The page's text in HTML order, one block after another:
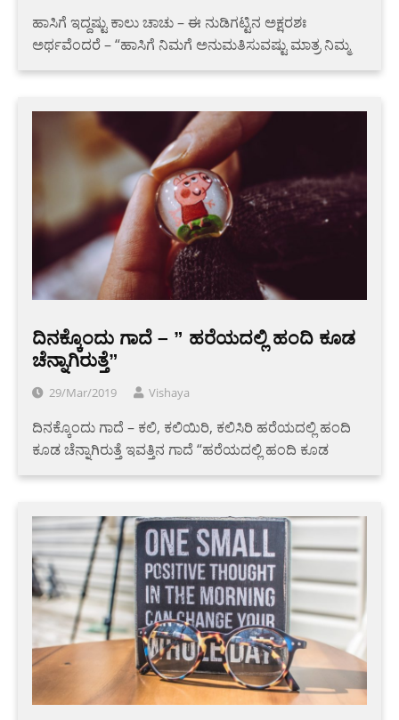
ಹಾಸಿಗೆ ಇದ್ದಷ್ಟು ಕಾಲು ಚಾಚು – ಈ ನುಡಿಗಟ್ಟಿನ ಅಕ್ಷರಶಃ
ಅರ್ಥವೆಂದರೆ – “ಹಾಸಿಗೆ ನಿಮಗೆ ಅನುಮತಿಸುವಷ್ಟು ಮಾತ್ರ ನಿಮ್ಮ
ದಿನಕ್ಕೊಂದು ಗಾದೆ – ” ಹರೆಯದಲ್ಲಿ ಹಂದಿ ಕೂಡ
ಚೆನ್ನಾಗಿರುತ್ತೆ”
29/Mar/2019 Vishaya
ದಿನಕ್ಕೊಂದು ಗಾದೆ – ಕಲಿ, ಕಲಿಯಿರಿ, ಕಲಿಸಿರಿ ಹರೆಯದಲ್ಲಿ ಹಂದಿ
ಕೂಡ ಚೆನ್ನಾಗಿರುತ್ತೆ ಇವತ್ತಿನ ಗಾದೆ “ಹರೆಯದಲ್ಲಿ ಹಂದಿ ಕೂಡ